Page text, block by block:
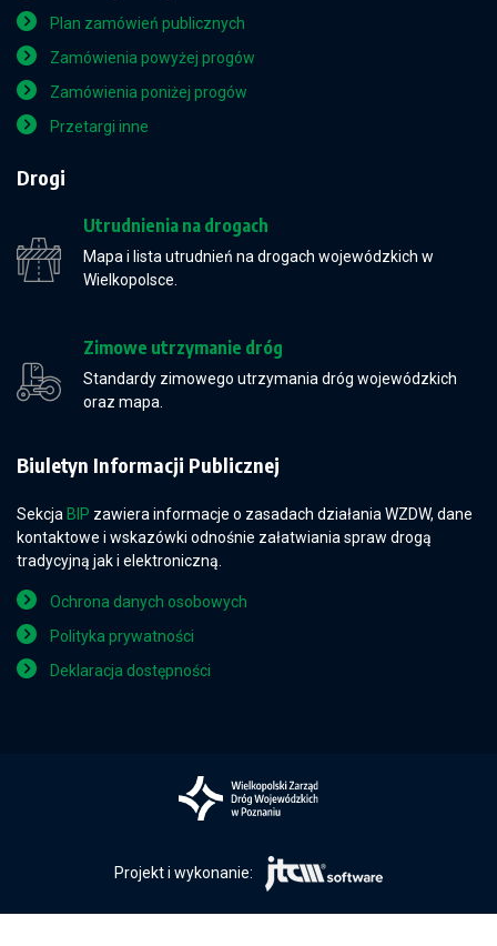
Plan zamówień publicznych
Zamówienia powyżej progów
Zamówienia poniżej progów
Przetargi inne
Drogi
Utrudnienia na drogach
Mapa i lista utrudnień na drogach wojewódzkich w
Wielkopolsce.
Zimowe utrzymanie dróg
Standardy zimowego utrzymania dróg wojewódzkich
oraz mapa.
Biuletyn Informacji Publicznej
Sekcja BIP zawiera informacje o zasadach działania WZDW, dane
kontaktowe i wskazówki odnośnie załatwiania spraw drogą
tradycyjną jak i elektroniczną.
Ochrona danych osobowych
Polityka prywatności
Deklaracja dostępności
Projekt i wykonanie: